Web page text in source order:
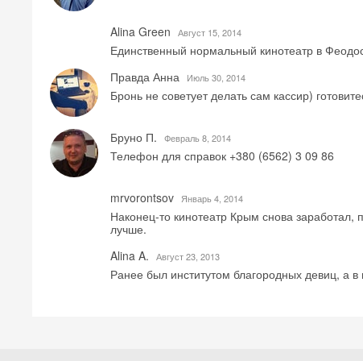
Alina Green Август 15, 2014
Единственный нормальный кинотеатр в
Правда Анна
Июль 30, 2014
Бронь не советует делать сам кассир)
Бруно П. Февраль 8, 2014
Телефон для справок +380 (6562) 3 09 86
mrvorontsov Январь 4, 2014
Наконец-то кинотеатр Крым снова заработал,
лучше.
Alina A.
Август 23, 2013
Ранее был институтом благородных девиц, а